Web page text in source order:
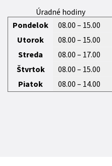
Úradné hodiny
Pondelok
08.00 – 15.00
Utorok
08.00 – 15.00
Streda
08.00 – 17.00
Štvrtok
08.00 – 15.00
Piatok
08.00 – 14.00